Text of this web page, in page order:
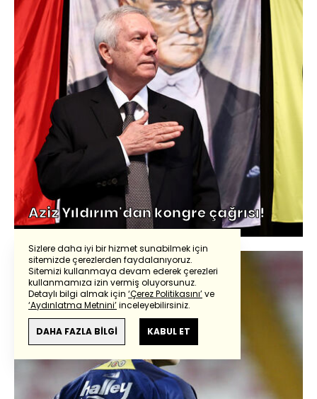
Aziz Yıldırım'dan kongre çağrısı!
Sizlere daha iyi bir hizmet sunabilmek için
sitemizde çerezlerden faydalanıyoruz.
Sitemizi kullanmaya devam ederek çerezleri
kullanmamıza izin vermiş oluyorsunuz.
Detaylı bilgi almak için ‘Çerez Politikasını’ve
‘Aydınlatma Metnini’inceleyebilirsiniz.
DAHA FAZLA BİLGİ KABUL ET